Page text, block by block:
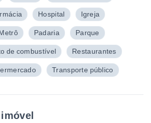
Hospital Igreja
Padaria Parque
de combustível Restaurantes
Transporte público